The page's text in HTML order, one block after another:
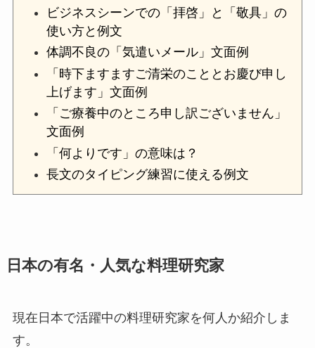
ビジネスシーンでの「拝啓」と「敬具」の
使い方と例文
体調不良の「気遣いメール」文面例
「時下ますますご清栄のこととお慶び申し
上げます」文面例
「ご療養中のところ申し訳ございません」
文面例
「何よりです」の意味は？
長文のタイピング練習に使える例文
日本の有名・人気な料理研究家
現在日本で活躍中の料理研究家を何人か紹介しま
す。